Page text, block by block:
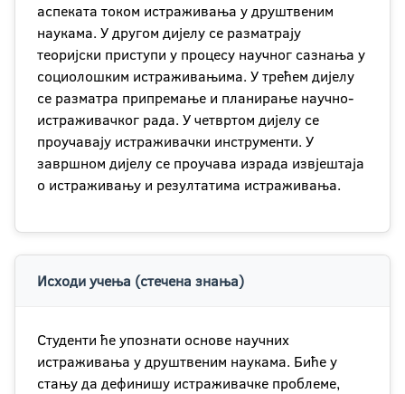
аспеката током истраживања у друштвеним
наукама. У другом дијелу се разматрају
теоријски приступи у процесу научног сазнања у
социолошким истраживањима. У трећем дијелу
се разматра припремање и планирање научно-
истраживачког рада. У четвртом дијелу се
проучавају истраживачки инструменти. У
завршном дијелу се проучава израда извјештаја
о истраживању и резултатима истраживања.
Исходи учења (стечена знања)
Студенти ће упознати основе научних
истраживања у друштвеним наукама. Биће у
стању да дефинишу истраживачке проблеме,